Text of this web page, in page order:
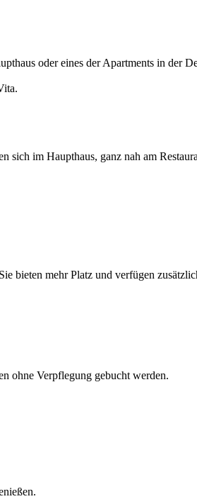
oder eines der Apartments in der
im Haupthaus, ganz nah am
bieten mehr Platz und verfügen
ohne Verpflegung gebucht werden.